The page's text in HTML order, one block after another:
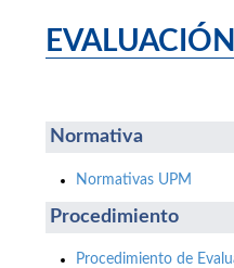
Normativa
Normativas UPM
Procedimiento
Procedimiento de